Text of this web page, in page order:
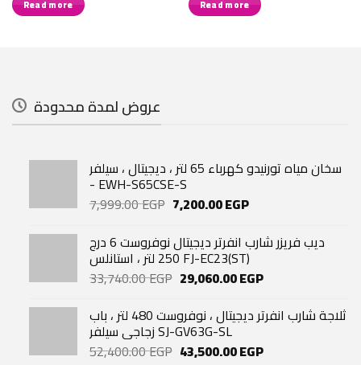
Read more Read more
عروض لمدة محدودة
سخان مياه تورنيدو كهرباء 65 لتر ، ديجيتال ، سيلفر
- EWH-S65CSE-S
7,999.00EGP Original
was:
7,999.00 EGP.
7,200.00EGPCurrent
is:
7,200.00 EGP.
ديب فريزر شارب انفرتر ديجيتال نوفروست 6 درج
250 لتر ، استانلس FJ-EC23(ST)
33,740.00EGP Original
was:
33,740.00 EGP.
29,060.00EGPCurrent
is:
29,060.00 EGP.
ثلاجة شارب انفرتر ديجيتال ، نوفروست 480 لتر ، باب
زجاجي سيلفر SJ-GV63G-SL
52,400.00EGP Original
43,500.00EGPCurrent